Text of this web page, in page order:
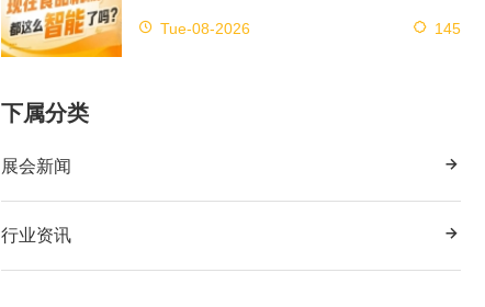
Tue-08-2026 145
下属分类
展会新闻
行业资讯